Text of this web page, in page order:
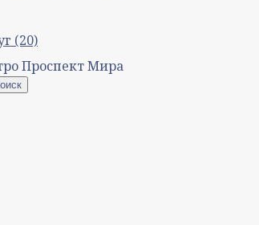
(20)
Проспект Мира